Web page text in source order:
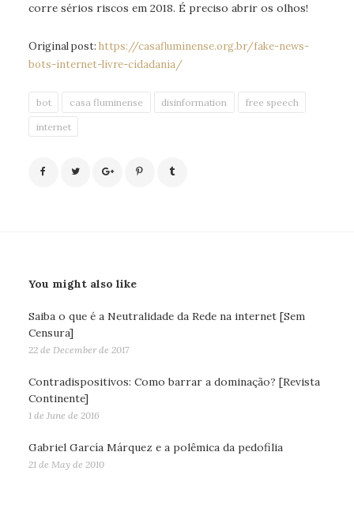
corre sérios riscos em 2018. É preciso abrir os olhos!
Original post: https://casafluminense.org.br/fake-news-
bots-internet-livre-cidadania/
bot casa fluminense disinformation free speech
internet
You might also like
Saiba o que é a Neutralidade da Rede na internet [Sem
Censura]
22 de December de 2017
Contradispositivos: Como barrar a dominação? [Revista
Continente]
1 de June de 2016
Gabriel García Márquez e a polêmica da pedofilia
21 de May de 2010